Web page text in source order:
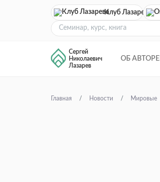
Клуб Лазарева
Сергей
Николаевич
Лазарев
ОБ АВТОРЕ
Главная Новости Мировые